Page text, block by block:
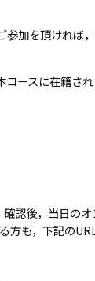
加を頂ければ
ースに在籍さ
認後，当日の
方も，下記の